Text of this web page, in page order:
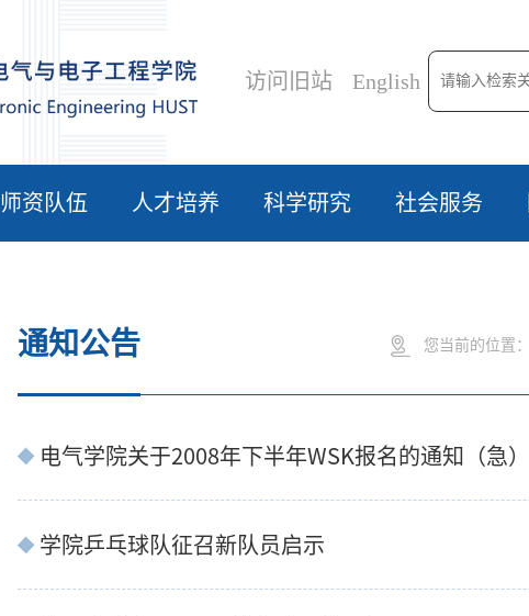
访问旧站 English
师资队伍 人才培养 科学研究 社会服务
通知公告 您当前的位置：
电气学院关于2008年下半年WSK报名的通知（急）
学院乒乓球队征召新队员启示